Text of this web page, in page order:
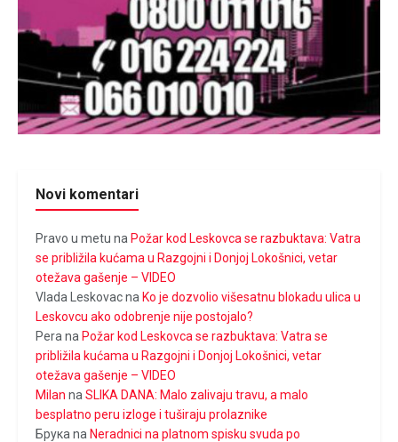
Novi komentari
Pravo u metu na Požar kod Leskovca se razbuktava: Vatra
se približila kućama u Razgojni i Donjoj Lokošnici, vetar
otežava gašenje – VIDEO
Vlada Leskovacna Ko je dozvolio višesatnu blokadu ulica u
Leskovcu ako odobrenje nije postojalo?
Pera na Požar kod Leskovca se razbuktava: Vatra se
približila kućama u Razgojni i Donjoj Lokošnici, vetar
otežava gašenje – VIDEO
Milan na SLIKA DANA: Malo zalivaju travu, a malo
besplatno peru izloge i tuširaju prolaznike
Брука na Neradnici na platnom spisku svuda po